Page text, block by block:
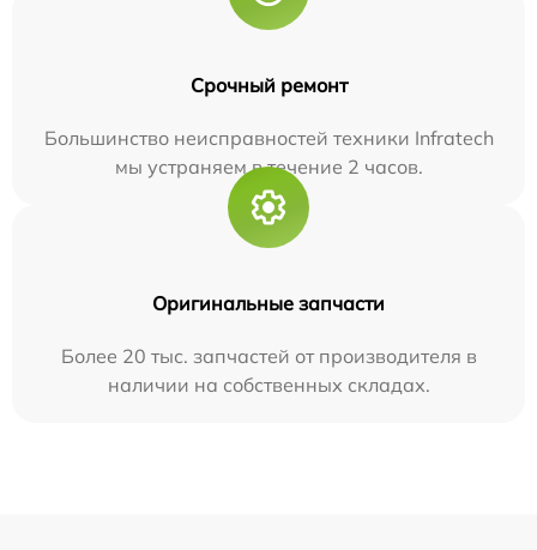
Срочный ремонт
Большинство неисправностей техники Infratech
мы устраняем в течение 2 часов.
Оригинальные запчасти
Более 20 тыс. запчастей от производителя в
наличии на собственных складах.